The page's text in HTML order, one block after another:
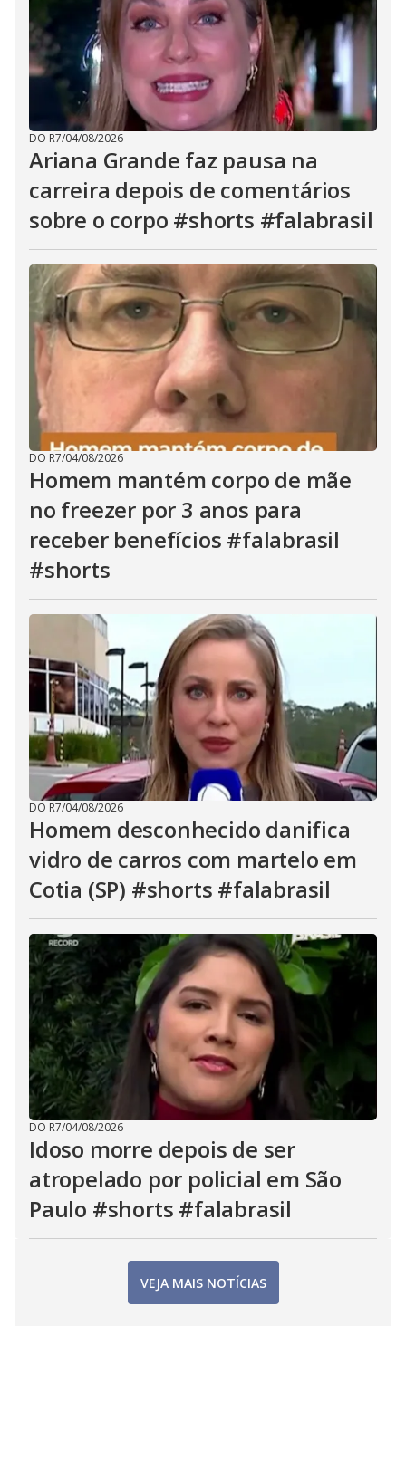
DO R7/04/08/2026
Ariana Grande faz pausa na
carreira depois de comentários
sobre o corpo #shorts #falabrasil
DO R7/04/08/2026
Homem mantém corpo de mãe
no freezer por 3 anos para
receber benefícios #falabrasil
#shorts
DO R7/04/08/2026
Homem desconhecido danifica
vidro de carros com martelo em
Cotia (SP) #shorts #falabrasil
DO R7/04/08/2026
Idoso morre depois de ser
atropelado por policial em São
Paulo #shorts #falabrasil
VEJA MAIS NOTÍCIAS